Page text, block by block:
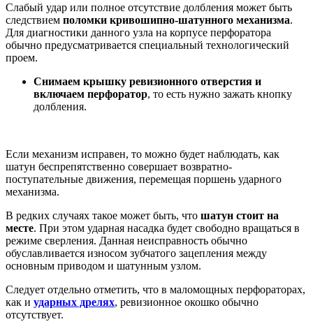
Слабый удар или полное отсутствие долбления может быть
следствием поломки кривошипно-шатунного механизма.
Для диагностики данного узла на корпусе перфоратора
обычно предусматривается специальный технологический
проем.
Снимаем крышку ревизионного отверстия и
включаем перфоратор, то есть нужно зажать кнопку
долбления.
Если механизм исправен, то можно будет наблюдать, как
шатун беспрепятственно совершает возвратно-
поступательные движения, перемещая поршень ударного
механизма.
В редких случаях такое может быть, что шатун стоит на
месте. При этом ударная насадка будет свободно вращаться в
режиме сверления. Данная неисправность обычно
обуславливается износом зубчатого зацепления между
основным приводом и шатунным узлом.
Следует отдельно отметить, что в маломощных перфораторах,
как и ударных дрелях, ревизионное окошко обычно
отсутствует.